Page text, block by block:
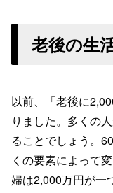
老後の生
以前、「老後に
りました。多くの
ることでしょう。
くの要素によって
婦は2,000万円が一